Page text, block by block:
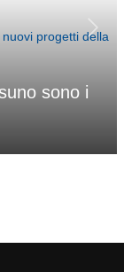
sono i